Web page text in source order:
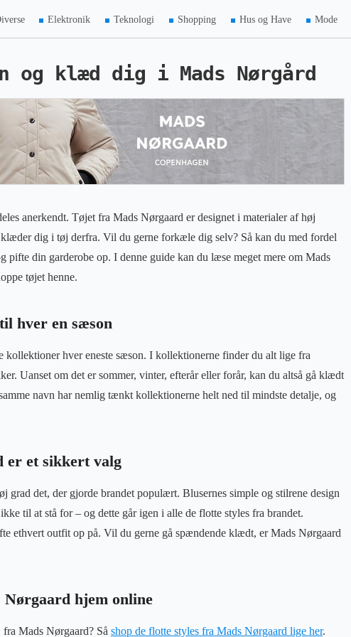
Elektronik Teknologi Shopping Hus og Have Mode
og klæd dig i Mads Nørgård
anerkendt. Tøjet fra Mads Nørgaard er designet i materialer af høj
dig i tøj derfra. Vil du gerne forkæle dig selv? Så kan du med fordel
pifte din garderobe op. I denne guide kan du læse meget mere om Mads
tøjet henne.
hver en sæson
kollektioner hver eneste sæson. I kollektionerne finder du alt lige fra
Uanset om det er sommer, vinter, efterår eller forår, kan du altså gå klædt
navn har nemlig tænkt kollektionerne helt ned til mindste detalje, og
er et sikkert valg
grad det, der gjorde brandet populært. Blusernes simple og stilrene design
til at stå for – og dette går igen i alle de flotte styles fra brandet.
ethvert outfit op på. Vil du gerne gå spændende klædt, er Mads Nørgaard
hjem online
Mads Nørgaard? Så shop de flotte styles fra Mads Nørgaard lige her.